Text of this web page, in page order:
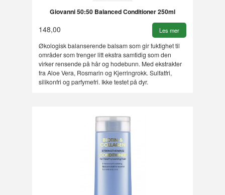
Giovanni 50:50 Balanced Conditioner 250ml
148,00 Les mer
Økologisk balanserende balsam som gir fuktighet til
områder som trenger litt ekstra samtidig som den
virker rensende på hår og hodebunn. Med ekstrakter
fra Aloe Vera, Rosmarin og Kjerringrokk. Sulfatfri,
silikonfri og parfymefri. Ikke testet på dyr.